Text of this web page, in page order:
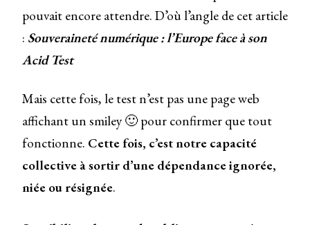
pouvait encore attendre. D’où l’angle de cet article
: Souveraineté numérique : l’Europe face à son
Acid Test
Mais cette fois, le test n’est pas une page web
affichant un smiley 🙂 pour confirmer que tout
fonctionne. Cette fois, c’est notre capacité
collective à sortir d’une dépendance ignorée,
niée ou résignée.